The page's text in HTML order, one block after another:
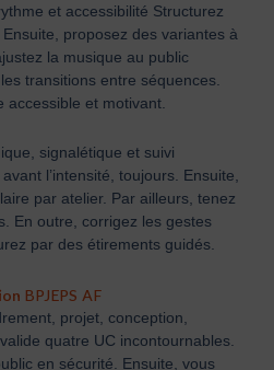
et accessibilité Structurez
proposez des variantes à
la musique au public
transitions entre séquences.
accessible et motivant.
signalétique et suivi
l’intensité, toujours. Ensuite,
par atelier. Par ailleurs, tenez
En outre, corrigez les gestes
par des étirements guidés.
BPJEPS AF
projet, conception,
quatre UC incontournables.
en sécurité. Ensuite, vous